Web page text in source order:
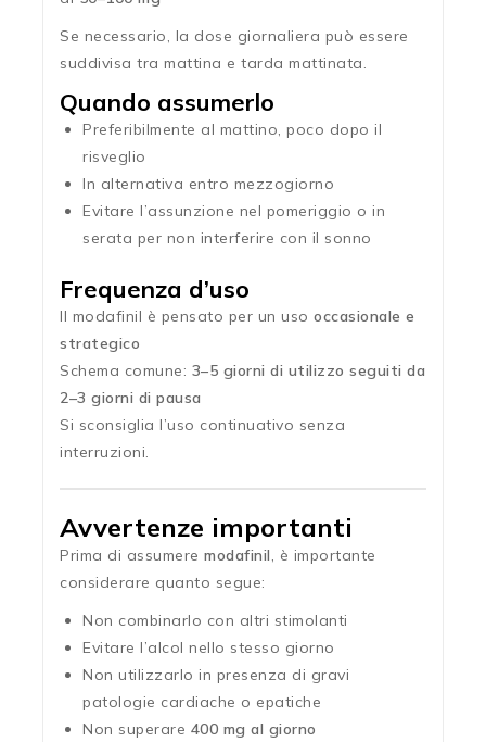
Se necessario, la dose giornaliera può essere
suddivisa tra mattina e tarda mattinata.
Quando assumerlo
Preferibilmente al mattino, poco dopo il
risveglio
In alternativa entro mezzogiorno
Evitare l’assunzione nel pomeriggio o in
serata per non interferire con il sonno
Frequenza d’uso
Il modafinil è pensato per un uso occasionale e
strategico
Schema comune: 3–5 giorni di utilizzo seguiti da
2–3 giorni di pausa
Si sconsiglia l’uso continuativo senza
interruzioni.
Avvertenze importanti
Prima di assumere modafinil, è importante
considerare quanto segue:
Non combinarlo con altri stimolanti
Evitare l’alcol nello stesso giorno
Non utilizzarlo in presenza di gravi
patologie cardiache o epatiche
Non superare 400 mg al giorno